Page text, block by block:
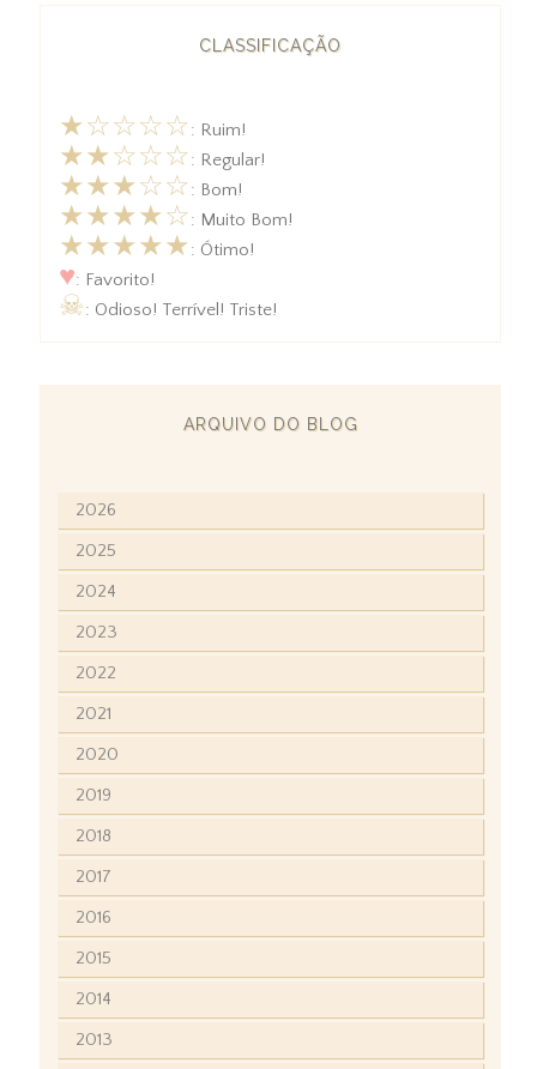
CLASSIFICAÇÃO
★☆☆☆☆: Ruim!
★★☆☆☆: Regular!
★★★☆☆: Bom!
★★★★☆: Muito Bom!
★★★★★: Ótimo!
♥: Favorito!
☠: Odioso! Terrível! Triste!
ARQUIVO DO BLOG
2026
2025
2024
2023
2022
2021
2020
2019
2018
2017
2016
2015
2014
2013